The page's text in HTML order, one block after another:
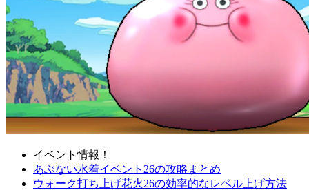
イベント情報！
あぶない水着イベント26の攻略まとめ
ウォーク打ち上げ花火26の効率的なレベル上げ方法